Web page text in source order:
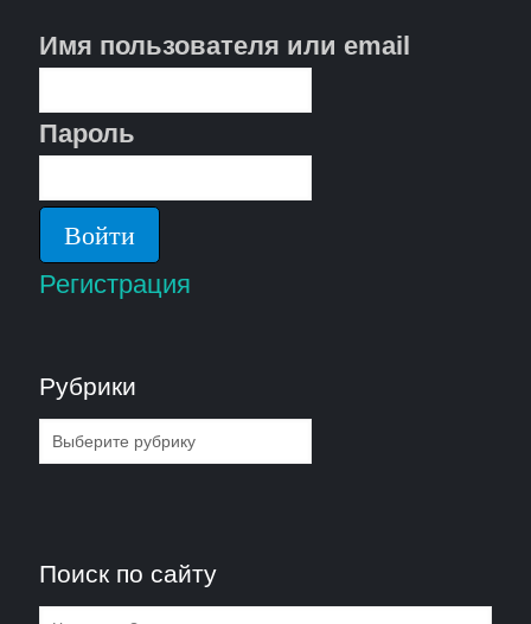
Имя пользователя или email
Пароль
Регистрация
Рубрики
Рубрики
Поиск по сайту